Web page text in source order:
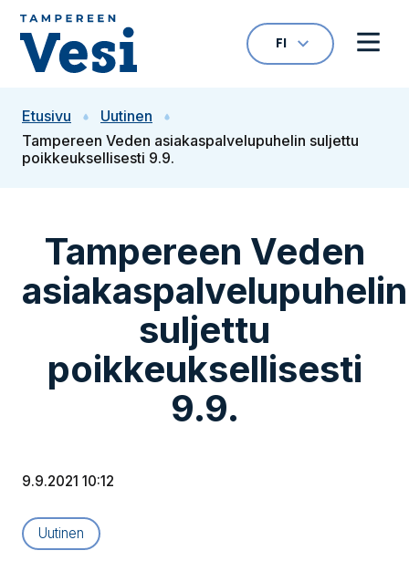
Siirry sisältöön
VALITTU KIELI:
FI
Avaa
Etusivu
Uutinen
Tampereen Veden asiakaspalvelupuhelin suljettu
poikkeuksellisesti 9.9.
Tampereen Veden
asiakaspalvelupuhelin
suljettu
poikkeuksellisesti
9.9.
9.9.2021 10:12
Artikkelityyppi:
Uutinen